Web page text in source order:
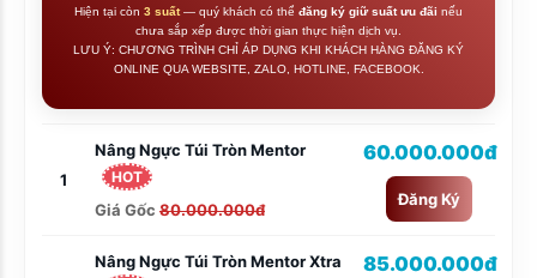
Hiện tại còn 3 suất— quý khách có thể đăng ký giữ suất ưu đãi nếu
chưa sắp xếp được thời gian thực hiện dịch vụ.
LƯU Ý: CHƯƠNG TRÌNH CHỈ ÁP DỤNG KHI KHÁCH HÀNG ĐĂNG KÝ
ONLINE QUA WEBSITE, ZALO, HOTLINE, FACEBOOK.
1
Nâng Ngực Túi Tròn Mentor
HOT
Giá Gốc 80.000.000đ
60.000.000đ
Đăng Ký
Nâng Ngực Túi Tròn Mentor Xtra 85.000.000đ